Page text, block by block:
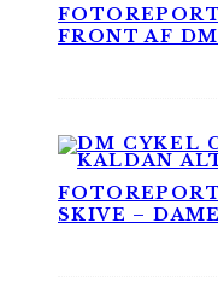
FRONT AF
SKIVE –